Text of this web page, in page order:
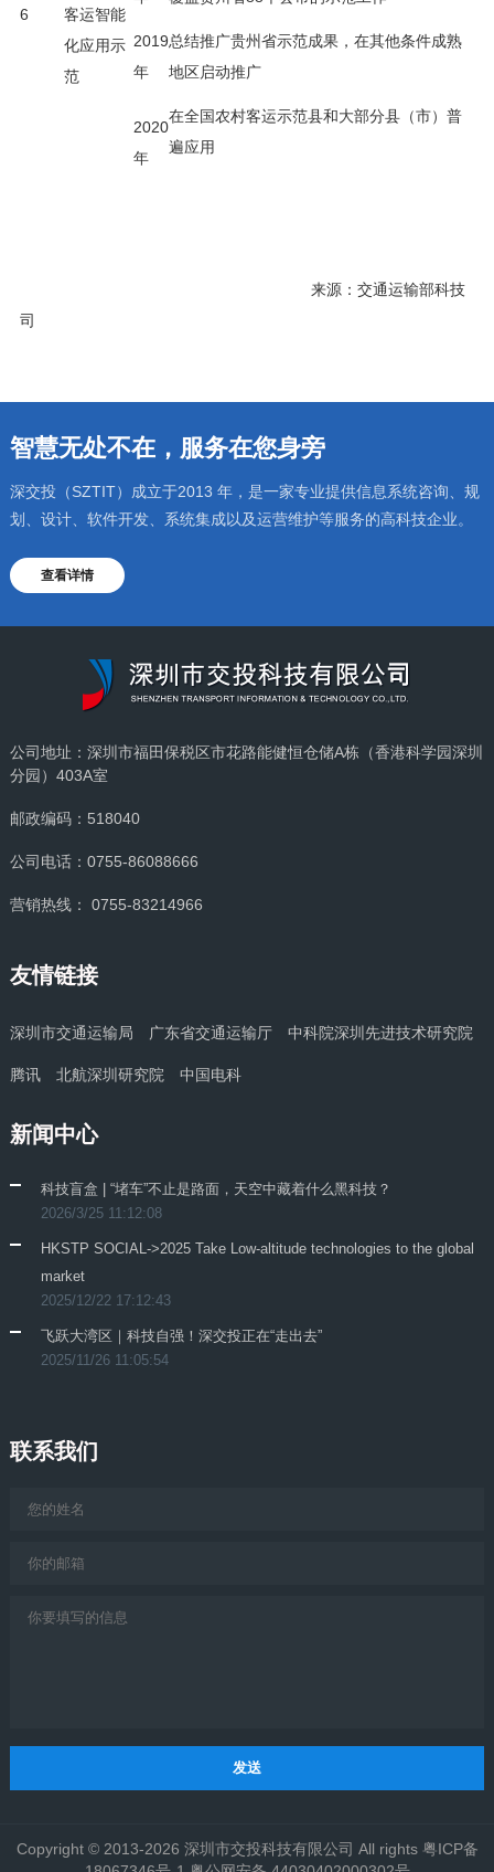
6 客运智能
化应用示
范
2019
年
总结推广贵州省示范成果，在其他条件成熟
地区启动推广
2020
年
在全国农村客运示范县和大部分县（市）普
遍应用
来源：交通运输部科技
司
智慧无处不在，服务在您身旁
深交投（SZTIT）成立于2013 年，是一家专业提供信息系统咨询、规
划、设计、软件开发、系统集成以及运营维护等服务的高科技企业。
查看详情
公司地址：深圳市福田保税区市花路能健恒仓储A栋（香港科学园深圳
分园）403A室
邮政编码：518040
公司电话：0755-86088666
营销热线： 0755-83214966
友情链接
深圳市交通运输局 广东省交通运输厅 中科院深圳先进技术研究院
腾讯 北航深圳研究院 中国电科
新闻中心
科技盲盒 | “堵车”不止是路面，天空中藏着什么黑科技？
2026/3/25 11:12:08
HKSTP SOCIAL->2025 Take Low-altitude technologies to the global
market
2025/12/22 17:12:43
飞跃大湾区｜科技自强！深交投正在“走出去”
2025/11/26 11:05:54
联系我们
发送
Copyright © 2013-2026 深圳市交投科技有限公司 All rights 粤ICP备